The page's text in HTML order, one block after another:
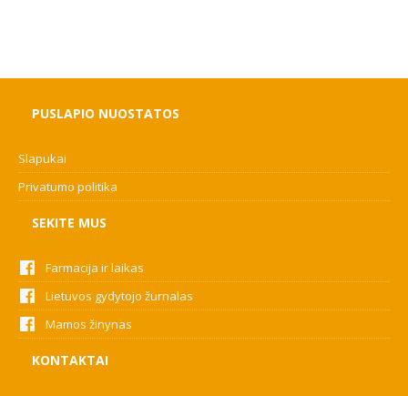
PUSLAPIO NUOSTATOS
Slapukai
Privatumo politika
SEKITE MUS
Farmacija ir laikas
Lietuvos gydytojo žurnalas
Mamos žinynas
KONTAKTAI